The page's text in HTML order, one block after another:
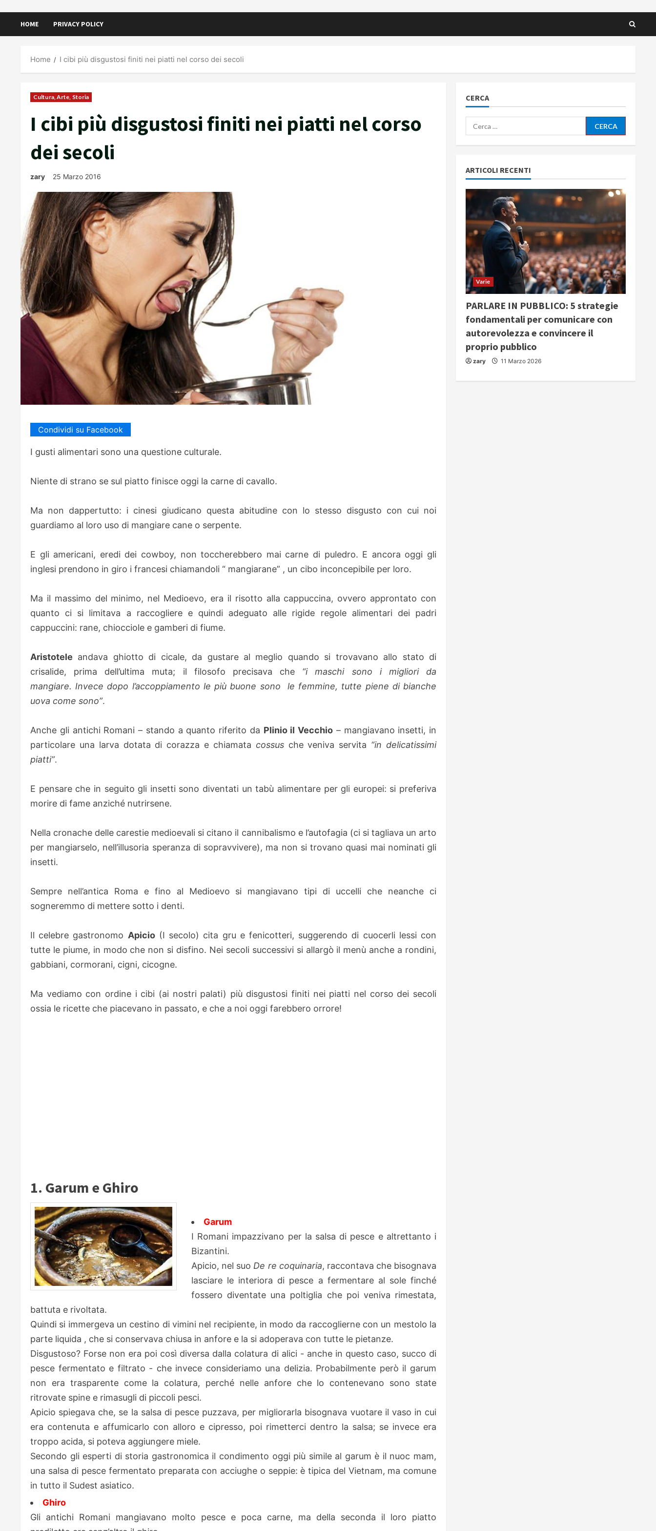
HOME PRIVACY POLICY
Home I cibi più disgustosi finiti nei piatti nel corso dei secoli
Cultura, Arte, Storia
I cibi più disgustosi finiti nei piatti nel corso
dei secoli
zary 25 Marzo 2016
Condividi su Facebook
I gusti alimentari sono una questione culturale.
Niente di strano se sul piatto finisce oggi la carne di cavallo.
Ma non dappertutto: i cinesi giudicano questa abitudine con lo stesso disgusto con cui noi
guardiamo al loro uso di mangiare cane o serpente.
E gli americani, eredi dei cowboy, non toccherebbero mai carne di puledro. E ancora oggi gli
inglesi prendono in giro i francesi chiamandoli “ mangiarane” , un cibo inconcepibile per loro.
Ma il massimo del minimo, nel Medioevo, era il risotto alla cappuccina, ovvero approntato con
quanto ci si limitava a raccogliere e quindi adeguato alle rigide regole alimentari dei padri
cappuccini: rane, chiocciole e gamberi di fiume.
Aristotele andava ghiotto di cicale, da gustare al meglio quando si trovavano allo stato di
crisalide, prima dell’ultima muta; il filosofo precisava che “i maschi sono i migliori da
mangiare. Invece dopo l’accoppiamento le più buone sono le femmine, tutte piene di bianche
uova come sono”.
Anche gli antichi Romani – stando a quanto riferito da Plinio il Vecchio – mangiavano insetti, in
particolare una larva dotata di corazza e chiamata cossusche veniva servita “in delicatissimi
piatti”.
E pensare che in seguito gli insetti sono diventati un tabù alimentare per gli europei: si preferiva
morire di fame anziché nutrirsene.
Nella cronache delle carestie medioevali si citano il cannibalismo e l’autofagia (ci si tagliava un arto
per mangiarselo, nell’illusoria speranza di sopravvivere), ma non si trovano quasi mai nominati gli
insetti.
Sempre nell’antica Roma e fino al Medioevo si mangiavano tipi di uccelli che neanche ci
sogneremmo di mettere sotto i denti.
Il celebre gastronomo Apicio(I secolo) cita gru e fenicotteri, suggerendo di cuocerli lessi con
tutte le piume, in modo che non si disfino. Nei secoli successivi si allargò il menù anche a rondini,
gabbiani, cormorani, cigni, cicogne.
Ma vediamo con ordine i cibi (ai nostri palati) più disgustosi finiti nei piatti nel corso dei secoli
ossia le ricette che piacevano in passato, e che a noi oggi farebbero orrore!
1. Garum e Ghiro
Garum
I Romani impazzivano per la salsa di pesce e altrettanto i
Bizantini.
Apicio, nel suo De re coquinaria, raccontava che bisognava
lasciare le interiora di pesce a fermentare al sole finché
fossero diventate una poltiglia che poi veniva rimestata,
battuta e rivoltata.
Quindi si immergeva un cestino di vimini nel recipiente, in modo da raccoglierne con un mestolo la
parte liquida , che si conservava chiusa in anfore e la si adoperava con tutte le pietanze.
Disgustoso? Forse non era poi così diversa dalla colatura di alici - anche in questo caso, succo di
pesce fermentato e filtrato - che invece consideriamo una delizia. Probabilmente però il garum
non era trasparente come la colatura, perché nelle anfore che lo contenevano sono state
ritrovate spine e rimasugli di piccoli pesci.
Apicio spiegava che, se la salsa di pesce puzzava, per migliorarla bisognava vuotare il vaso in cui
era contenuta e affumicarlo con alloro e cipresso, poi rimetterci dentro la salsa; se invece era
troppo acida, si poteva aggiungere miele.
Secondo gli esperti di storia gastronomica il condimento oggi più simile al garum è il nuoc mam,
una salsa di pesce fermentato preparata con acciughe o seppie: è tipica del Vietnam, ma comune
in tutto il Sudest asiatico.
Ghiro
Gli antichi Romani mangiavano molto pesce e poca carne, ma della seconda il loro piatto
CERCA
Ricerca
per:
ARTICOLI RECENTI
Varie
PARLARE IN PUBBLICO: 5 strategie
fondamentali per comunicare con
autorevolezza e convincere il
proprio pubblico
zary 11 Marzo 2026